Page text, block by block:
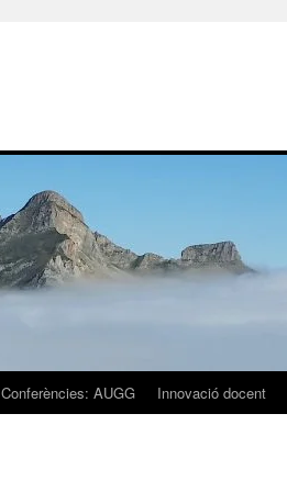
Conferències: AUGG Innovació docent